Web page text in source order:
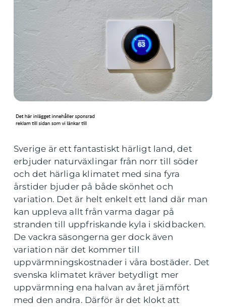
Sverige är ett fantastiskt härligt land, det
erbjuder naturväxlingar från norr till söder
och det härliga klimatet med sina fyra
årstider bjuder på både skönhet och
variation. Det är helt enkelt ett land där man
kan uppleva allt från varma dagar på
stranden till uppfriskande kyla i skidbacken.
De vackra säsongerna ger dock även
variation när det kommer till
uppvärmningskostnader i våra bostäder. Det
svenska klimatet kräver betydligt mer
uppvärmning ena halvan av året jämfört
med den andra. Därför är det klokt att